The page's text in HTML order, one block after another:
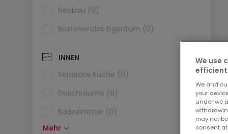
Neubau (0)
Bestehendes Eigentum (0)
INNEN
Separate Küche (0)
Duschräume (0)
Badezimmer (0)
Einbauküche (0)
Mehr
We use
We and
your
under we
may not
consent